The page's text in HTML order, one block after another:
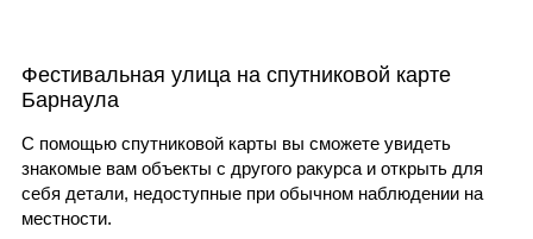
Фестивальная улица на спутниковой карте
Барнаула
С помощью спутниковой карты вы сможете увидеть
знакомые вам объекты с другого ракурса и открыть для
себя детали, недоступные при обычном наблюдении на
местности.